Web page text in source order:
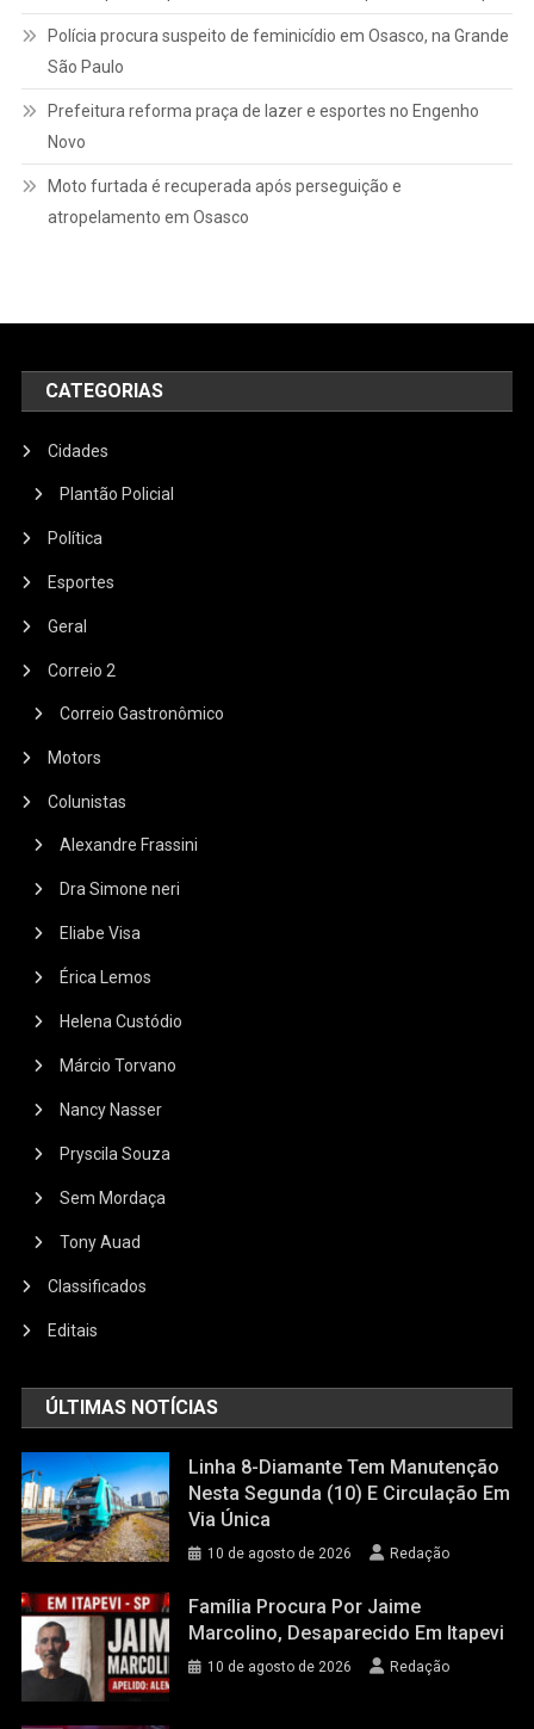
Polícia procura suspeito de feminicídio em Osasco, na Grande
São Paulo
Prefeitura reforma praça de lazer e esportes no Engenho
Novo
Moto furtada é recuperada após perseguição e
atropelamento em Osasco
CATEGORIAS
Cidades
Plantão Policial
Política
Esportes
Geral
Correio 2
Correio Gastronômico
Motors
Colunistas
Alexandre Frassini
Dra Simone neri
Eliabe Visa
Érica Lemos
Helena Custódio
Márcio Torvano
Nancy Nasser
Pryscila Souza
Sem Mordaça
Tony Auad
Classificados
Editais
ÚLTIMAS NOTÍCIAS
Linha 8-Diamante Tem Manutenção
Nesta Segunda (10) E Circulação Em
Via Única
10 de agosto de 2026 Redação
Família Procura Por Jaime
Marcolino, Desaparecido Em Itapevi
10 de agosto de 2026 Redação